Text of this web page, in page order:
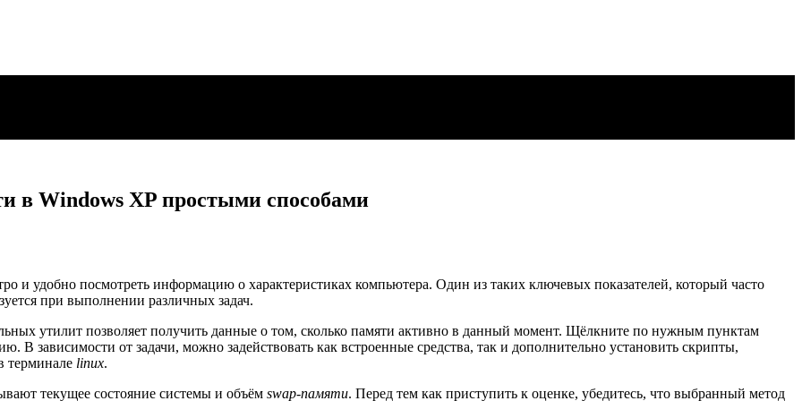
в Windows XP простыми способами
и удобно посмотреть информацию о характеристиках компьютера. Один из таких ключевых показателей, который часто
при выполнении различных задач.
утилит позволяет получить данные о том, сколько памяти активно в данный момент. Щёлкните по нужным пунктам
зависимости от задачи, можно задействовать как встроенные средства, так и дополнительно установить скрипты,
терминале linux.
текущее состояние системы и объём swap-памяти. Перед тем как приступить к оценке, убедитесь, что выбранный метод